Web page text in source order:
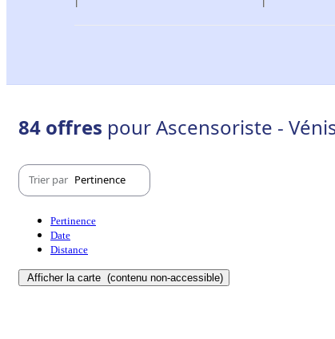
84 offres pour Ascensoriste -
Trier par Pertinence
Pertinence
Date
Distance
Afficher la carte (contenu non-accessible)